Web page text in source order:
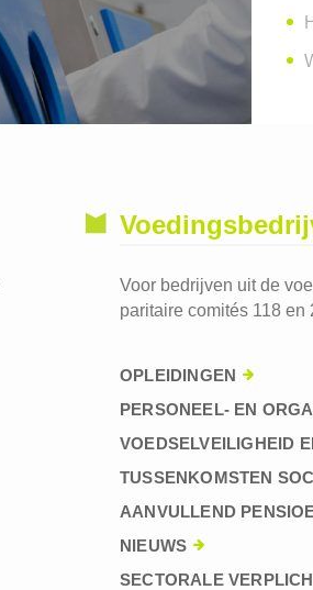
Voor bedrijven uit de
paritaire comités 118 en
OPLEIDINGEN
PERSONEEL- EN
VOEDSELVEILIGHEID
TUSSENKOMSTEN
AANVULLEND
NIEUWS
SECTORALE